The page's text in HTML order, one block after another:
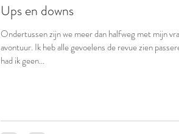
Ups en downs
Ondertussen zijn we meer dan halfweg met mijn
avontuur. Ik heb alle gevoelens de revue zien
had ik geen...